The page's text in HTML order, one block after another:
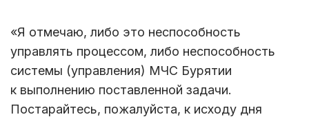
«Я отмечаю, либо это неспособность
управлять процессом, либо неспособность
системы (управления) МЧС Бурятии
к выполнению поставленной задачи.
Постарайтесь, пожалуйста, к исходу дня